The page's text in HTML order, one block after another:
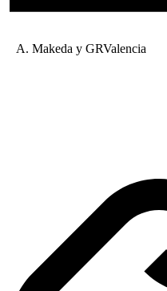
A. Makeda y GRValencia